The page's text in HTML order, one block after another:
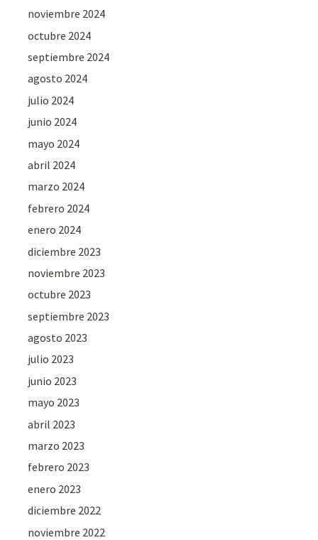
noviembre 2024
octubre 2024
septiembre 2024
agosto 2024
julio 2024
junio 2024
mayo 2024
abril 2024
marzo 2024
febrero 2024
enero 2024
diciembre 2023
noviembre 2023
octubre 2023
septiembre 2023
agosto 2023
julio 2023
junio 2023
mayo 2023
abril 2023
marzo 2023
febrero 2023
enero 2023
diciembre 2022
noviembre 2022